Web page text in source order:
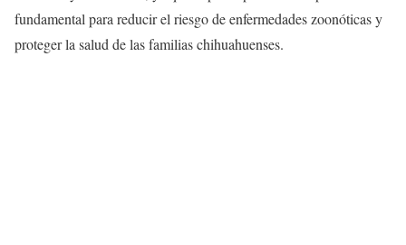
fundamental para reducir el riesgo de enfermedades zoonóticas y
proteger la salud de las familias chihuahuenses.